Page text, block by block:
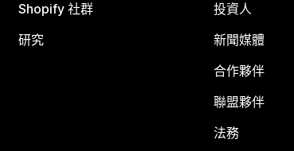
Shopify 社群
研究
投資人
新聞媒體
合作夥伴
聯盟夥伴
法務